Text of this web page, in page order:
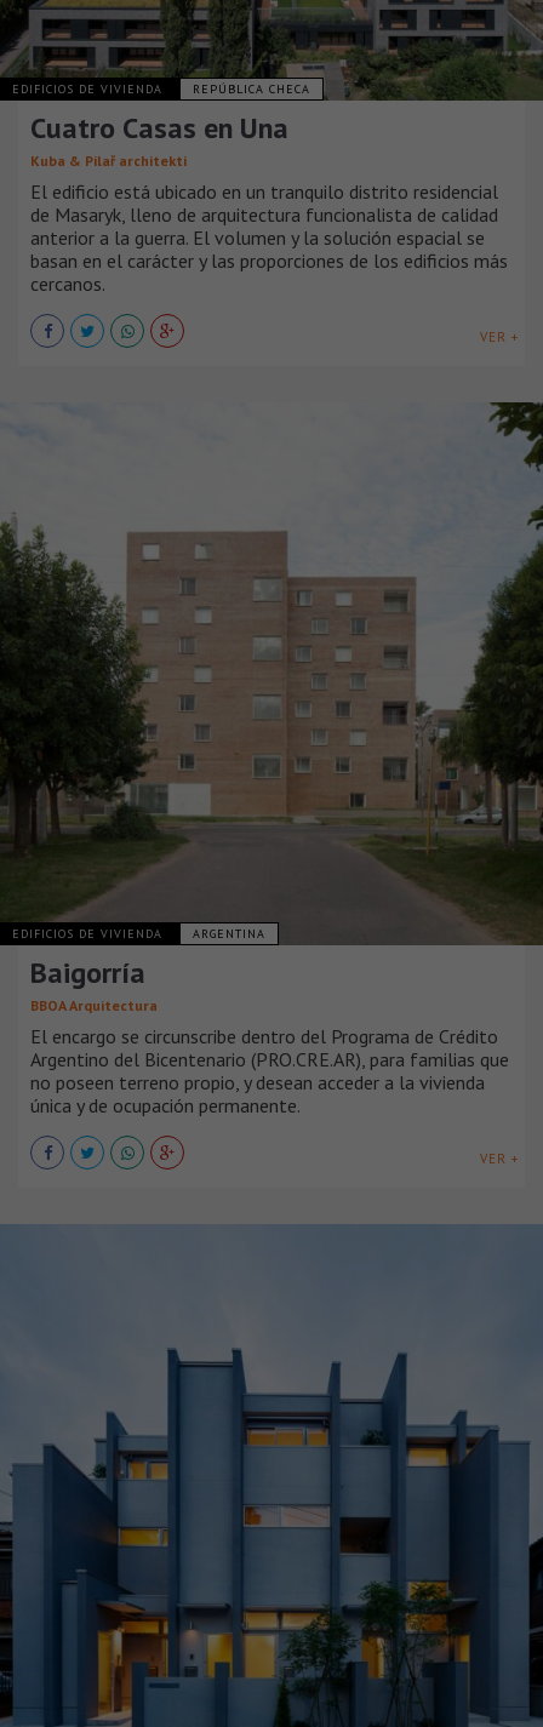
EDIFICIOS DE VIVIENDA REPÚBLICA CHECA
Cuatro Casas en Una
Kuba & Pilař architekti
El edificio está ubicado en un tranquilo distrito residencial
de Masaryk, lleno de arquitectura funcionalista de calidad
anterior a la guerra. El volumen y la solución espacial se
basan en el carácter y las proporciones de los edificios más
cercanos.
VER +
EDIFICIOS DE VIVIENDA ARGENTINA
Baigorría
BBOA Arquitectura
El encargo se circunscribe dentro del Programa de Crédito
Argentino del Bicentenario (PRO.CRE.AR), para familias que
no poseen terreno propio, y desean acceder a la vivienda
única y de ocupación permanente.
VER +